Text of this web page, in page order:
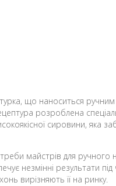
що наноситься
розроблена
сировини, яка
майстрів для ручного
незмінні результати
вирізняють її на ринку.